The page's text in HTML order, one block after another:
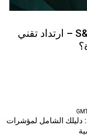
تحليل مؤشر S&P 500 (SP500) – ارتداد تقني
دليلك الشامل لمؤشرات